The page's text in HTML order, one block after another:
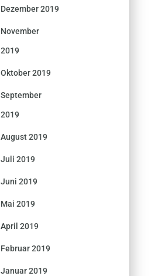
Dezember 2019
November
2019
Oktober 2019
September
2019
August 2019
Juli 2019
Juni 2019
Mai 2019
April 2019
Februar 2019
Januar 2019